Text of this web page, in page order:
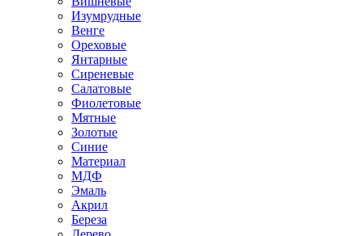
Изумрудные
Венге
Ореховые
Янтарные
Сиреневые
Салатовые
Фиолетовые
Мятные
Золотые
Синие
Материал
МДФ
Эмаль
Акрил
Береза